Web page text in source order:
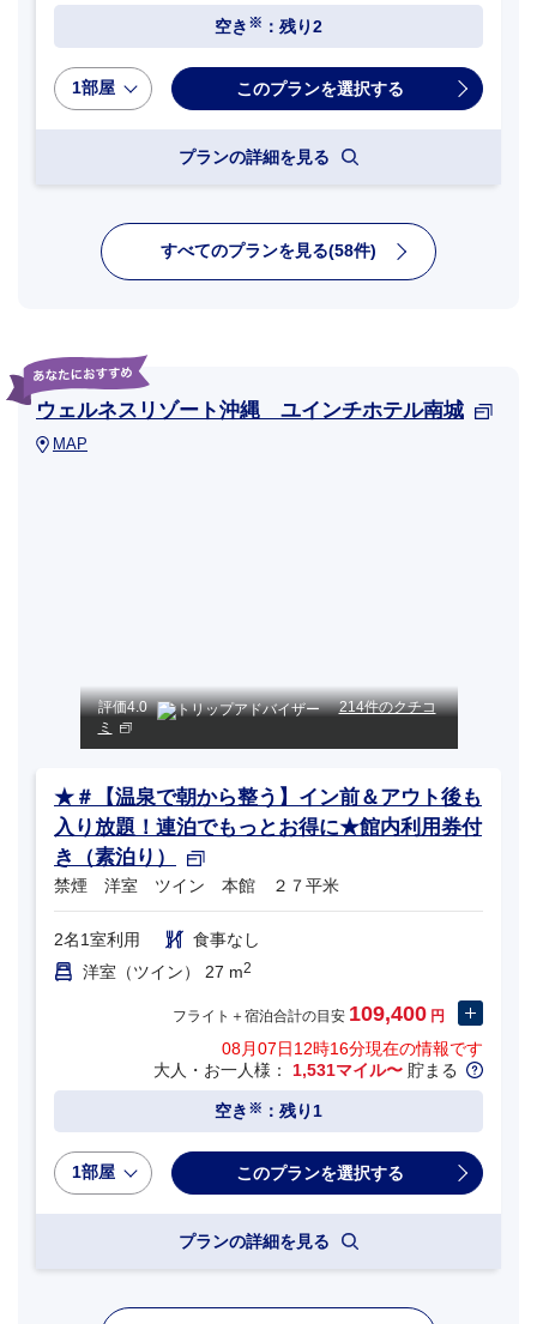
空き ※ ：残り2
1部屋
プランの詳細を見る
すべてのプランを見る(58件)
ウェルネスリゾート沖縄 ユインチホテル南城
MAP
評価4.0
214件のクチコ
ミ
★＃【温泉で朝から整う】イン前＆アウト後も
入り放題！連泊でもっとお得に★館内利用券付
き（素泊り）
禁煙 洋室 ツイン 本館 ２７平米
2名1室利用
食事なし
洋室（ツイン） 27 m2
フライト＋宿泊合計の目安 109,400 円
08月07日12時16分現在の情報です
大人・お一人様： 1,531マイル〜 貯まる
空き ※ ：残り1
1部屋
プランの詳細を見る